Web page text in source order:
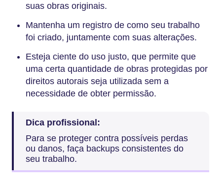
suas obras originais.
Mantenha um registro de como seu trabalho
foi criado, juntamente com suas alterações.
Esteja ciente do uso justo, que permite que
uma certa quantidade de obras protegidas por
direitos autorais seja utilizada sem a
necessidade de obter permissão.
Dica profissional:
Para se proteger contra possíveis perdas
ou danos, faça backups consistentes do
seu trabalho.